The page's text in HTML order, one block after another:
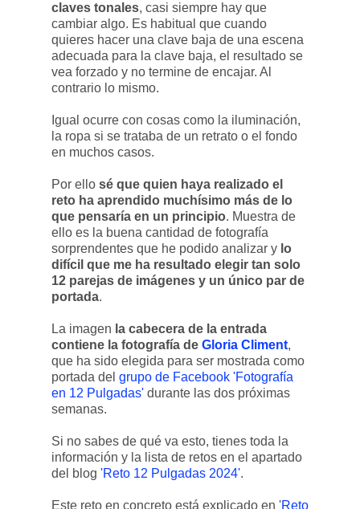
claves tonales, casi siempre hay que
cambiar algo. Es habitual que cuando
quieres hacer una clave baja de una escena
adecuada para la clave baja, el resultado se
vea forzado y no termine de encajar. Al
contrario lo mismo.
Igual ocurre con cosas como la iluminación,
la ropa si se trataba de un retrato o el fondo
en muchos casos.
Por ello sé que quien haya realizado el
reto ha aprendido muchísimo más de lo
que pensaría en un principio. Muestra de
ello es la buena cantidad de fotografía
sorprendentes que he podido analizar y lo
difícil que me ha resultado elegir tan solo
12 parejas de imágenes y un único par de
portada.
La imagen la cabecera de la entrada
contiene la fotografía de Gloria Climent,
que ha sido elegida para ser mostrada como
portada del grupo de Facebook 'Fotografía
en 12 Pulgadas' durante las dos próximas
semanas.
Si no sabes de qué va esto, tienes toda la
información y la lista de retos en el apartado
del blog 'Reto 12 Pulgadas 2024'.
Este reto en concreto está explicado en 'Reto